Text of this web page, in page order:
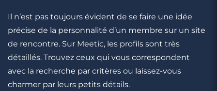
Il n’est pas toujours évident de se faire une idée
précise de la personnalité d’un membre sur un site
de rencontre. Sur Meetic, les profils sont très
détaillés. Trouvez ceux qui vous correspondent
avec la recherche par critères ou laissez-vous
charmer par leurs petits détails.